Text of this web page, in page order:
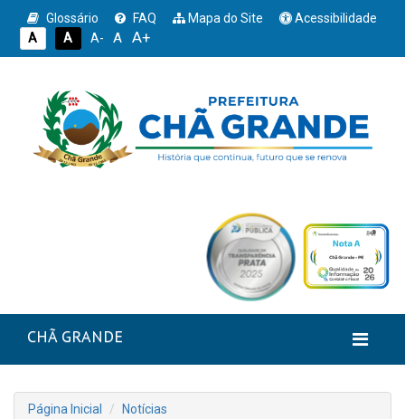
Glossário FAQ Mapa do Site
Acessibilidade
A
A A- A A+
CHÃ GRANDE
Página Inicial
Notícias